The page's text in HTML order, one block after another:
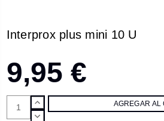
Interprox plus mini 10 U
9,95 €
AUMENTAR
CANTIDAD:
DISMINUIR